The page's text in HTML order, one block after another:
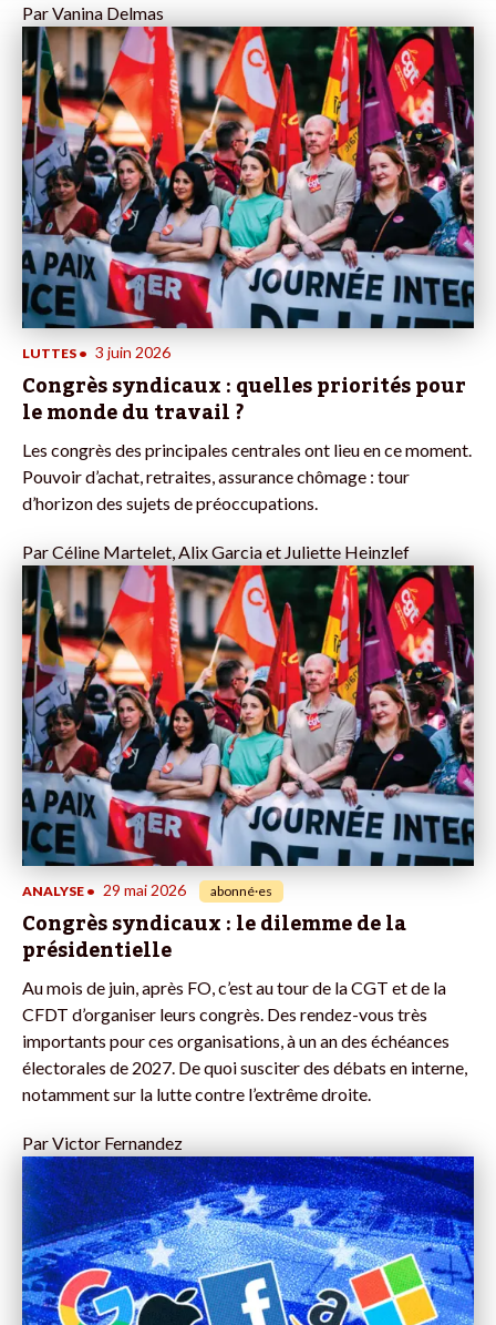
ParVanina Delmas
LUTTES • 3 juin 2026
Congrès syndicaux : quelles priorités pour
le monde du travail ?
Les congrès des principales centrales ont lieu en ce moment.
Pouvoir d’achat, retraites, assurance chômage : tour
d’horizon des sujets de préoccupations.
ParCéline Martelet, Alix Garcia et Juliette Heinzlef
ANALYSE • 29 mai 2026 abonné·es
Congrès syndicaux : le dilemme de la
présidentielle
Au mois de juin, après FO, c’est au tour de la CGT et de la
CFDT d’organiser leurs congrès. Des rendez-vous très
importants pour ces organisations, à un an des échéances
électorales de 2027. De quoi susciter des débats en interne,
notamment sur la lutte contre l’extrême droite.
ParVictor Fernandez